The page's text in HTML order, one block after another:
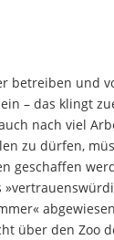
betreiben und
– das klingt
nach viel
zu dürfen,
geschaffen
über den Zoo